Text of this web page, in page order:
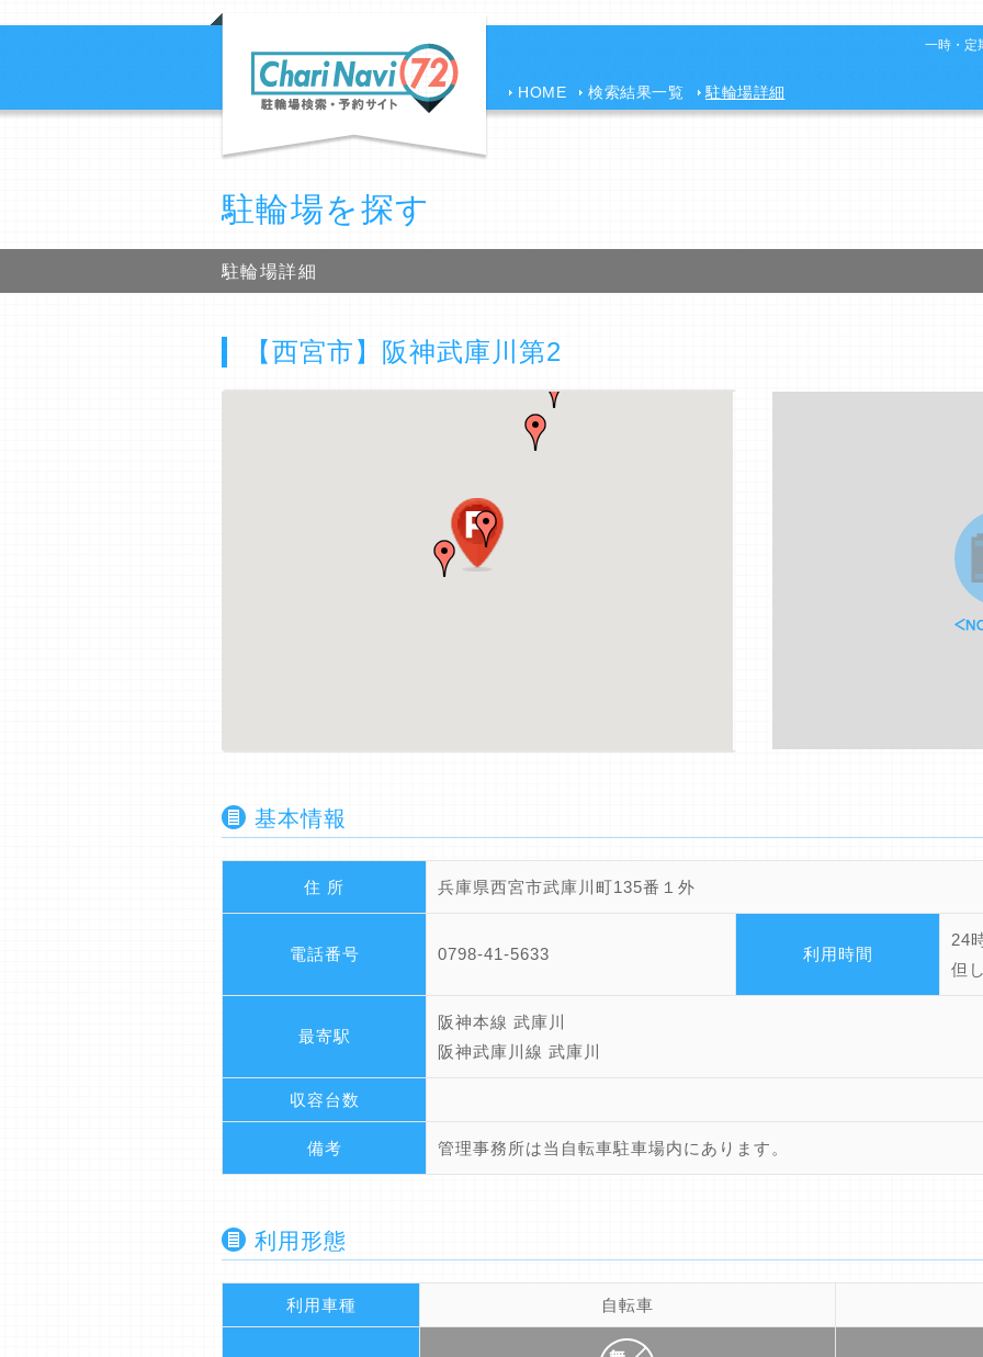
一時・定
HOME 検索結果一覧 駐輪場詳細
駐輪場を探す
駐輪場詳細
【西宮市】阪神武庫川第2
基本情報
住 所 兵庫県西宮市武庫川町135番１外
電話番号 0798-41-5633 利用時間
24
但
最寄駅
阪神本線 武庫川
阪神武庫川線 武庫川
収容台数
備考 管理事務所は当自転車駐車場内にあります。
利用形態
利用車種 自転車